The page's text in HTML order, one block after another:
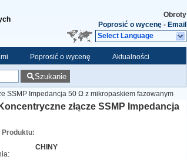
Obroty
Poprosić o wycenę - Email
Select Language
Poprosić o wycenę Aktualności
Szukanie
SSMP Impedancja 50 Ω z mikropaskiem fazowanym
złącze SSMP Impedancja
Produktu:
CHINY